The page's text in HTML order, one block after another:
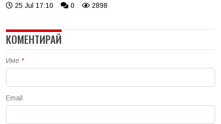
25 Jul 17:10 0 2898
КОМЕНТИРАЙ
Име *
Email